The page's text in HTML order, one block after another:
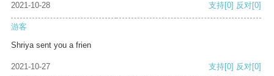
2021-10-28 支持[0] 反对[0]
游客
Shriya sent you a frien
2021-10-27 支持[0] 反对[0]